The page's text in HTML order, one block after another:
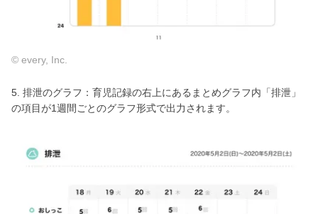
© every, Inc.
5. 排泄のグラフ：育児記録の右上にあるまとめグラフ内「排泄」
の項目が1週間ごとのグラフ形式で出力されます。